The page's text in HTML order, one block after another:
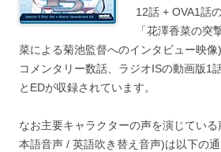
12話 + OVA1話
「花澤香菜の突
菜による菊池監督へのインタビュー映
コメンタリー数話、ラジオISの動画版1
とEDが収録されています。
なお主要キャラクターの声を演じてい
本語音声 / 英語吹き替え音声)は以下の